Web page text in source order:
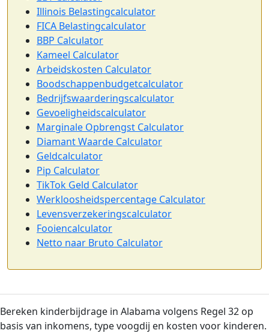
Illinois Belastingcalculator
FICA Belastingcalculator
BBP Calculator
Kameel Calculator
Arbeidskosten Calculator
Boodschappenbudgetcalculator
Bedrijfswaarderingscalculator
Gevoeligheidscalculator
Marginale Opbrengst Calculator
Diamant Waarde Calculator
Geldcalculator
Pip Calculator
TikTok Geld Calculator
Werkloosheidspercentage Calculator
Levensverzekeringscalculator
Fooiencalculator
Netto naar Bruto Calculator
Bereken kinderbijdrage in Alabama volgens Regel 32 op
basis van inkomens, type voogdij en kosten voor kinderen.